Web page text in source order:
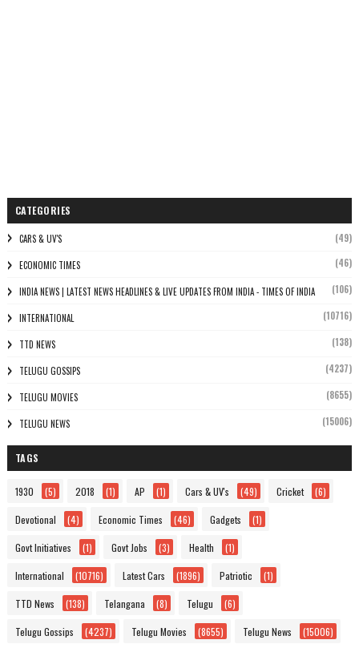
CATEGORIES
CARS & UV'S (49)
ECONOMIC TIMES (46)
INDIA NEWS | LATEST NEWS HEADLINES & LIVE UPDATES FROM INDIA - TIMES OF INDIA (106)
INTERNATIONAL (10716)
TTD NEWS (138)
TELUGU GOSSIPS (4237)
TELUGU MOVIES (8655)
TELUGU NEWS (15006)
TAGS
1930 (5) 2018 (1) AP (1) Cars & UV's (49) Cricket (6)
Devotional (4) Economic Times (46) Gadgets (1)
Govt Initiatives (1) Govt Jobs (3) Health (1)
International (10716) Latest Cars (1896) Patriotic (1)
TTD News (138) Telangana (8) Telugu (6)
Telugu Gossips (4237) Telugu Movies (8655) Telugu News (15006)